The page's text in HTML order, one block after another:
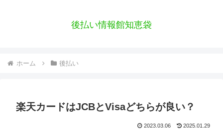
後払い情報館知恵袋
ホーム 後払い
楽天カードはJCBとVisaどちらが良い？
2023.03.06 2025.01.29